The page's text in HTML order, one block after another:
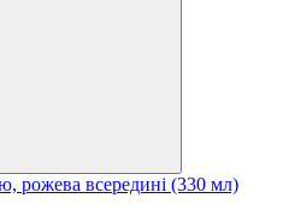
рожева всередині (330 мл)